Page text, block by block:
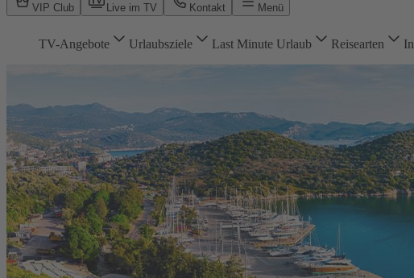
VIP Club Live im TV Kontakt Menü
TV-Angebote Urlaubsziele Last Minute Urlaub Reisearten